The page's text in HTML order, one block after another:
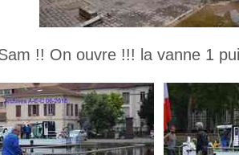
!! On ouvre !!! la vanne 1